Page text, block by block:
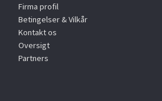
Firma profil
Betingelser & Vilkår
Kontakt os
Oversigt
Partners